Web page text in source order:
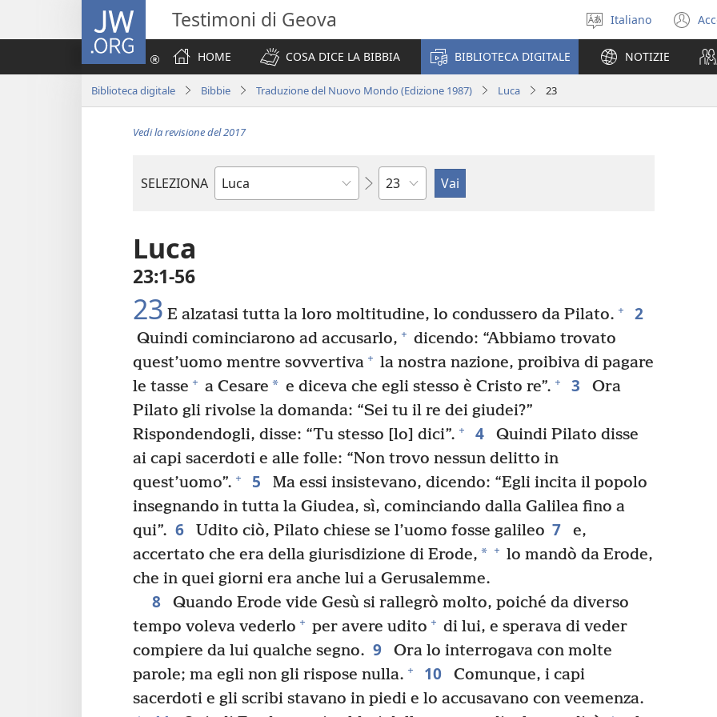
JW.ORG Testimoni di Geova
Seleziona
la
lingua
Italiano
HOME
COSA DICE LA BIBBIA BIBLIOTECA DIGITALE NOTIZIE
Biblioteca digitale Bibbie Traduzione del Nuovo Mondo (Edizione 1987) Luca 23
Vedi la revisione del 2017
SELEZIONA
Libro
Capitolo
Luca
23:1-56
23 E alzatasi tutta la loro moltitudine, lo condussero da Pilato. + 2
Quindi cominciarono ad accusarlo, + dicendo: “Abbiamo trovato
quest’uomo mentre sovvertiva + la nostra nazione, proibiva di pagare
le tasse + a Cesare * e diceva che egli stesso è Cristo re”. + 3
Ora
Pilato gli rivolse la domanda: “Sei tu il re dei giudei?”
Rispondendogli, disse: “Tu stesso [lo] dici”. + 4
Quindi Pilato disse
ai capi sacerdoti e alle folle: “Non trovo nessun delitto in
quest’uomo”. + 5
Ma essi insistevano, dicendo: “Egli incita il popolo
insegnando in tutta la Giudea, sì, cominciando dalla Galilea fino a
qui”. 6 Udito ciò, Pilato chiese se l’uomo fosse galileo 7
e,
accertato che era della giurisdizione di Erode, * + lo mandò da Erode,
che in quei giorni era anche lui a Gerusalemme.
8
Quando Erode vide Gesù si rallegrò molto, poiché da diverso
tempo voleva vederlo + per avere udito + di lui, e sperava di veder
compiere da lui qualche segno. 9
Ora lo interrogava con molte
parole; ma egli non gli rispose nulla. + 10
Comunque, i capi
sacerdoti e gli scribi stavano in piedi e lo accusavano con veemenza.